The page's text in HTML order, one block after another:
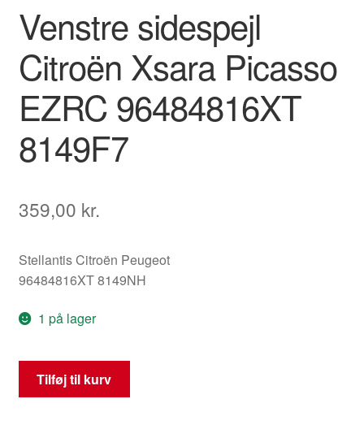
Venstre sidespejl
Citroën Xsara Picasso
EZRC 96484816XT
8149F7
359,00 kr.
Stellantis Citroën Peugeot
96484816XT 8149NH
1 på lager
Venstre
sidespejl
Tilføj til kurv